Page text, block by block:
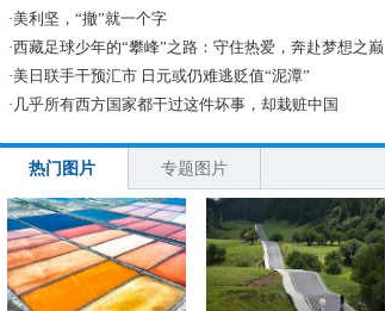
·美利坚，“撤”就一个字
·西藏足球少年的“攀峰”之路：守住热爱，奔赴梦想之巅
·美日联手干预汇市 日元或仍难逃贬值“泥潭”
· 几乎所有西方国家都干过这件坏事，却栽赃中国
热门图片 专题图片